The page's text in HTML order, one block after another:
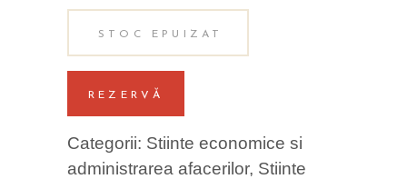
STOC EPUIZAT
REZERVĂ
Categorii: Stiinte economice si
administrarea afacerilor, Stiinte